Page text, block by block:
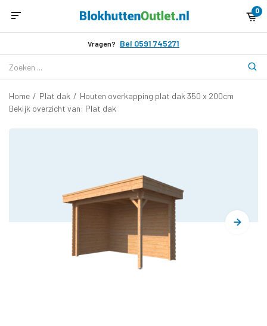
0
Vragen? Bel 0591 745271
Home / Plat dak / Houten overkapping plat dak 350 x 200cm
Bekijk overzicht van: Plat dak